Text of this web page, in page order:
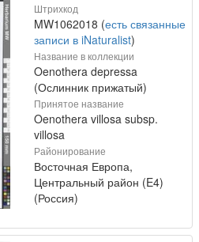
Штрихкод
MW1062018 (есть связанные
записи в iNaturalist)
Название в коллекции
Oenothera depressa
(Ослинник прижатый)
Принятое название
Oenothera villosa subsp.
villosa
Районирование
Восточная Европа,
Центральный район (E4)
(Россия)